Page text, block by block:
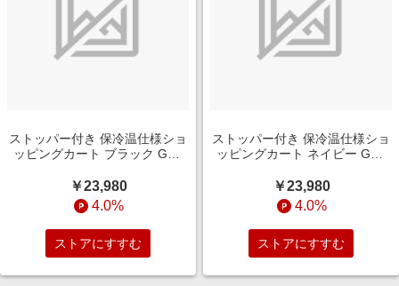
ストッパー付き 保冷温仕様ショ
ッピングカート ブラック GM-
￥23,980
4.0%
ストアにすすむ
ストッパー付き 保冷温仕様ショ
ッピングカート ネイビー GM-
￥23,980
4.0%
ストアにすすむ